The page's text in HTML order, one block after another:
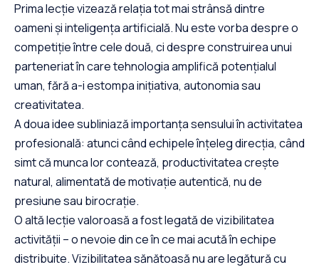
Prima lecție vizează relația tot mai strânsă dintre
oameni și inteligența artificială. Nu este vorba despre o
competiție între cele două, ci despre construirea unui
parteneriat în care tehnologia amplifică potențialul
uman, fără a-i estompa inițiativa, autonomia sau
creativitatea.
A doua idee subliniază importanța sensului în activitatea
profesională: atunci când echipele înțeleg direcția, când
simt că munca lor contează, productivitatea crește
natural, alimentată de motivație autentică, nu de
presiune sau birocrație.
O altă lecție valoroasă a fost legată de vizibilitatea
activității – o nevoie din ce în ce mai acută în echipe
distribuite. Vizibilitatea sănătoasă nu are legătură cu